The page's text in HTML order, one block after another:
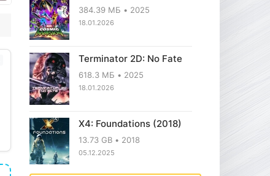
384.39 МБ 2025
18.01.2026
Terminator 2D: No Fate
618.3 МБ 2025
18.01.2026
X4: Foundations (2018)
13.73 GB 2018
05.12.2025